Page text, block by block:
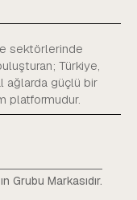
sektörlerinde
Türkiye,
ağlarda güçlü bir
platformudur.
Grubu Markasıdır.